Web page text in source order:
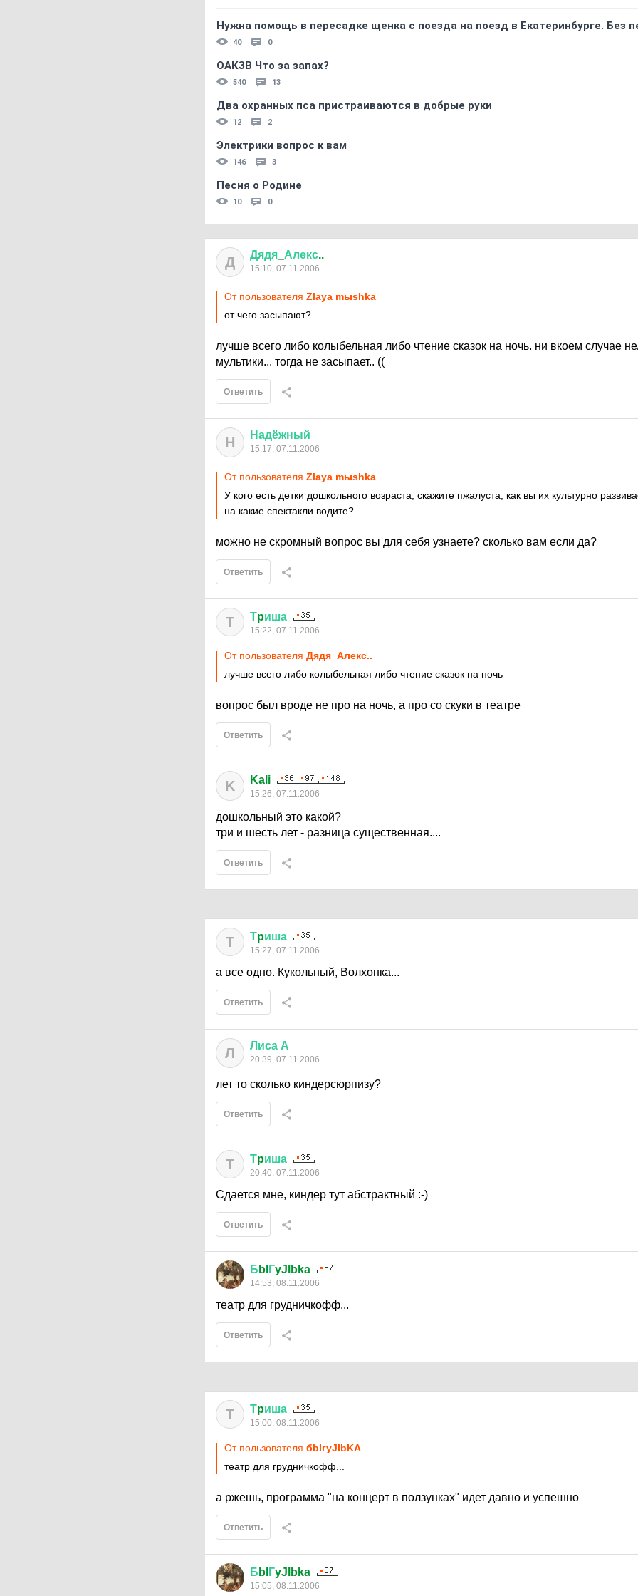
Нужна помощь в пересадке щенка с поезда на поезд в Екатеринбурге. Без
40 0
ОАКЗВ Что за запах?
540 13
Два охранных пса пристраиваются в добрые руки
12 2
Электрики вопрос к вам
146 3
Песня о Родине
10 0
Д Дядя Алекс..
15:10, 07.11.2006
От пользователя Zlaya mыshka
от чего засыпают?
лучше всего либо колыбельная либо чтение сказок на ночь. ни вкоем случае
мультики... тогда не засыпает.. ((
Ответить
Н Надёжный
15:17, 07.11.2006
От пользователя Zlaya mыshka
У кого есть детки дошкольного возраста, скажите пжалуста, как вы их культурно
на какие спектакли водите?
можно не скромный вопрос вы для себя узнаете? сколько вам если да?
Ответить
Т Тpиша
15:22, 07.11.2006
От пользователя Дядя_Алекс..
лучше всего либо колыбельная либо чтение сказок на ночь
вопрос был вроде не про на ночь, а про со скуки в театре
Ответить
K Kali
15:26, 07.11.2006
дошкольный это какой?
три и шесть лет - разница существенная....
Ответить
Т Тpиша
15:27, 07.11.2006
а все одно. Кукольный, Волхонка...
Ответить
Л Лиса А
20:39, 07.11.2006
лет то сколько киндерсюрпизу?
Ответить
Т Тpиша
20:40, 07.11.2006
Сдается мне, киндер тут абстрактный :-)
Ответить
Б bl ГyJlbka
14:53, 08.11.2006
театр для грудничкофф...
Ответить
Т Тpиша
15:00, 08.11.2006
От пользователя бbIгyJIbKA
театр для грудничкофф...
а ржешь, программа "на концерт в ползунках" идет давно и успешно
Ответить
Б bl ГyJlbka
15:05, 08.11.2006